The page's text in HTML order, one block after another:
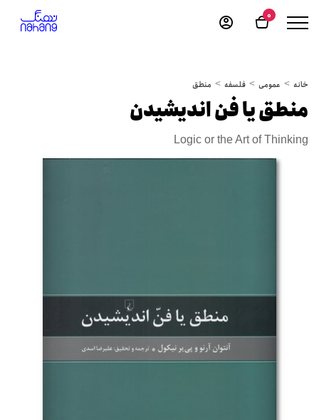
0
خانه عمومی فلسفه منطق
منطق یا فن اندیشیدن
Logic or the Art of Thinking